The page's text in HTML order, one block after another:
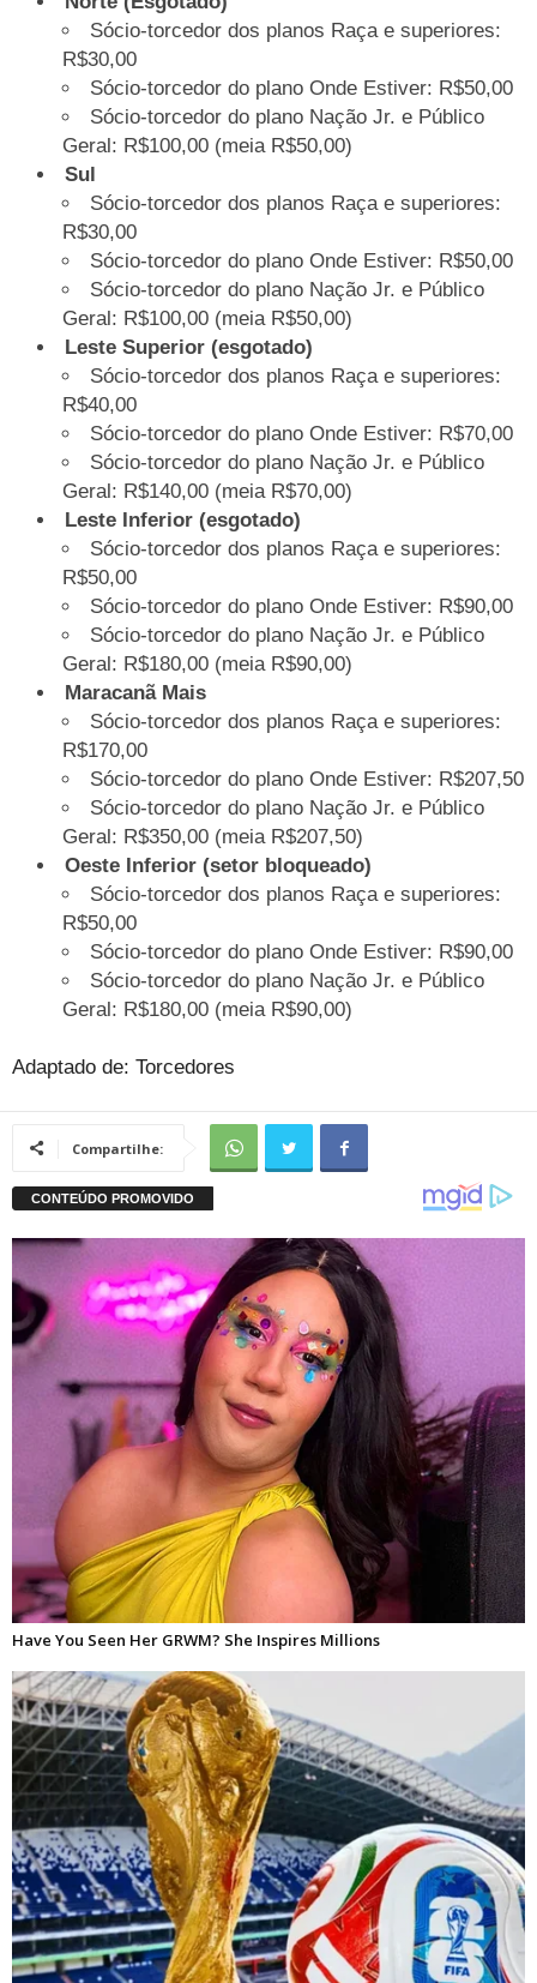
Sócio-torcedor dos planos Raça e superiores:
R$30,00
Sócio-torcedor do plano Onde Estiver: R$50,00
Sócio-torcedor do plano Nação Jr. e Público
Geral: R$100,00 (meia R$50,00)
Sul
Sócio-torcedor dos planos Raça e superiores:
R$30,00
Sócio-torcedor do plano Onde Estiver: R$50,00
Sócio-torcedor do plano Nação Jr. e Público
Geral: R$100,00 (meia R$50,00)
Leste Superior (esgotado)
Sócio-torcedor dos planos Raça e superiores:
R$40,00
Sócio-torcedor do plano Onde Estiver: R$70,00
Sócio-torcedor do plano Nação Jr. e Público
Geral: R$140,00 (meia R$70,00)
Leste Inferior (esgotado)
Sócio-torcedor dos planos Raça e superiores:
R$50,00
Sócio-torcedor do plano Onde Estiver: R$90,00
Sócio-torcedor do plano Nação Jr. e Público
Geral: R$180,00 (meia R$90,00)
Maracanã Mais
Sócio-torcedor dos planos Raça e superiores:
R$170,00
Sócio-torcedor do plano Onde Estiver: R$207,50
Sócio-torcedor do plano Nação Jr. e Público
Geral: R$350,00 (meia R$207,50)
Oeste Inferior (setor bloqueado)
Sócio-torcedor dos planos Raça e superiores:
R$50,00
Sócio-torcedor do plano Onde Estiver: R$90,00
Sócio-torcedor do plano Nação Jr. e Público
Geral: R$180,00 (meia R$90,00)
Adaptado de: Torcedores
Compartilhe: